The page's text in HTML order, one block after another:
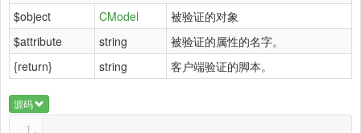
$object
CModel
被验证的对象
$attribute
string
被验证的属性的名字。
{return}
string 客户端验证的脚本。
源码